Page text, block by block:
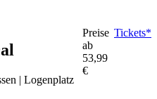
| Logenplatz
Preise
ab
53,99
€
Tickets*